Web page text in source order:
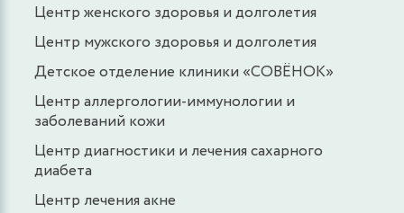
Центр женского здоровья и долголетия
Центр мужского здоровья и долголетия
Детское отделение клиники «СОВЁНОК»
Центр аллергологии-иммунологии и
заболеваний кожи
Центр диагностики и лечения сахарного
диабета
Центр лечения акне